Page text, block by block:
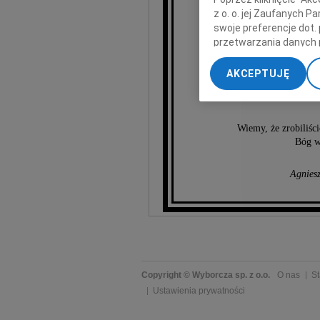
Wiemy, że
Bóg
Copyright © Wyborcza sp. z o.o. O nas
Ustawienia prywatności
z o. o. jej Zaufanych
swoje preferencje dot.
przetwarzania danych
„Ustawienia
My, nasi Zaufani
dokładnych danych
Przechowywanie
treści, badnie
AKCEPTUJĘ